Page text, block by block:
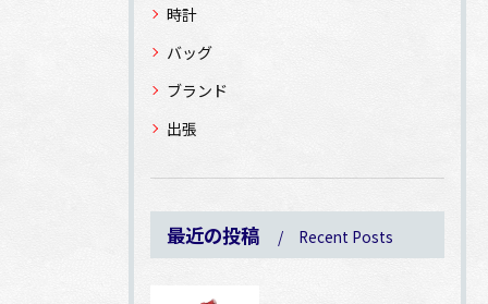
時計
バッグ
ブランド
出張
最近の投稿 Recent Posts